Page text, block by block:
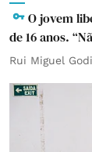
O jovem
de 16 anos.
Rui Miguel